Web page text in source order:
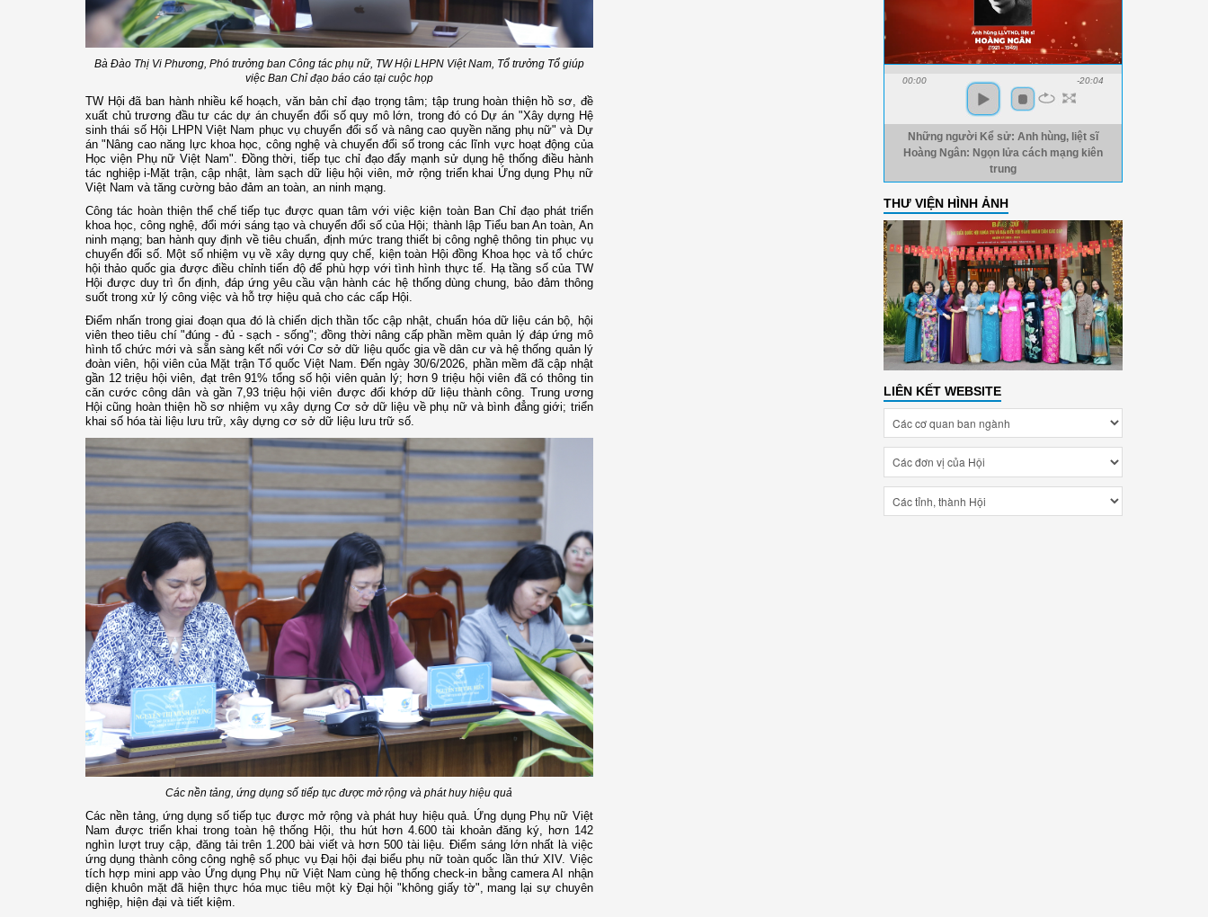
Bà Đào Thị Vi Phương, Phó trưởng ban Công tác phụ nữ, TW Hội LHPN Việt Nam, Tổ trưởng Tổ giúp
việc Ban Chỉ đạo báo cáo tại cuộc họp
TW Hội đã ban hành nhiều kế hoạch, văn bản chỉ đạo trọng tâm; tập trung hoàn thiện hồ sơ, đề
xuất chủ trương đầu tư các dự án chuyển đổi số quy mô lớn, trong đó có Dự án "Xây dựng Hệ
sinh thái số Hội LHPN Việt Nam phục vụ chuyển đổi số và nâng cao quyền năng phụ nữ" và Dự
án "Nâng cao năng lực khoa học, công nghệ và chuyển đổi số trong các lĩnh vực hoạt động của
Học viện Phụ nữ Việt Nam". Đồng thời, tiếp tục chỉ đạo đẩy mạnh sử dụng hệ thống điều hành
tác nghiệp i-Mặt trận, cập nhật, làm sạch dữ liệu hội viên, mở rộng triển khai Ứng dụng Phụ nữ
Việt Nam và tăng cường bảo đảm an toàn, an ninh mạng.
Công tác hoàn thiện thể chế tiếp tục được quan tâm với việc kiện toàn Ban Chỉ đạo phát triển
khoa học, công nghệ, đổi mới sáng tạo và chuyển đổi số của Hội; thành lập Tiểu ban An toàn, An
ninh mạng; ban hành quy định về tiêu chuẩn, định mức trang thiết bị công nghệ thông tin phục vụ
chuyển đổi số. Một số nhiệm vụ về xây dựng quy chế, kiện toàn Hội đồng Khoa học và tổ chức
hội thảo quốc gia được điều chỉnh tiến độ để phù hợp với tình hình thực tế. Hạ tầng số của TW
Hội được duy trì ổn định, đáp ứng yêu cầu vận hành các hệ thống dùng chung, bảo đảm thông
suốt trong xử lý công việc và hỗ trợ hiệu quả cho các cấp Hội.
Điểm nhấn trong giai đoạn qua đó là chiến dịch thần tốc cập nhật, chuẩn hóa dữ liệu cán bộ, hội
viên theo tiêu chí "đúng - đủ - sạch - sống"; đồng thời nâng cấp phần mềm quản lý đáp ứng mô
hình tổ chức mới và sẵn sàng kết nối với Cơ sở dữ liệu quốc gia về dân cư và hệ thống quản lý
đoàn viên, hội viên của Mặt trận Tổ quốc Việt Nam. Đến ngày 30/6/2026, phần mềm đã cập nhật
gần 12 triệu hội viên, đạt trên 91% tổng số hội viên quản lý; hơn 9 triệu hội viên đã có thông tin
căn cước công dân và gần 7,93 triệu hội viên được đối khớp dữ liệu thành công. Trung ương
Hội cũng hoàn thiện hồ sơ nhiệm vụ xây dựng Cơ sở dữ liệu về phụ nữ và bình đẳng giới; triển
khai số hóa tài liệu lưu trữ, xây dựng cơ sở dữ liệu lưu trữ số.
Các nền tảng, ứng dụng số tiếp tục được mở rộng và phát huy hiệu quả
Các nền tảng, ứng dụng số tiếp tục được mở rộng và phát huy hiệu quả. Ứng dụng Phụ nữ Việt
Nam được triển khai trong toàn hệ thống Hội, thu hút hơn 4.600 tài khoản đăng ký, hơn 142
nghìn lượt truy cập, đăng tải trên 1.200 bài viết và hơn 500 tài liệu. Điểm sáng lớn nhất là việc
ứng dụng thành công công nghệ số phục vụ Đại hội đại biểu phụ nữ toàn quốc lần thứ XIV. Việc
tích hợp mini app vào Ứng dụng Phụ nữ Việt Nam cùng hệ thống check-in bằng camera AI nhận
diện khuôn mặt đã hiện thực hóa mục tiêu một kỳ Đại hội "không giấy tờ", mang lại sự chuyên
nghiệp, hiện đại và tiết kiệm.
00:00 -20:04
Những người Kể sử: Anh hùng, liệt sĩ
Hoàng Ngân: Ngọn lửa cách mạng kiên
trung
THƯ VIỆN HÌNH ẢNH
LIÊN KẾT WEBSITE